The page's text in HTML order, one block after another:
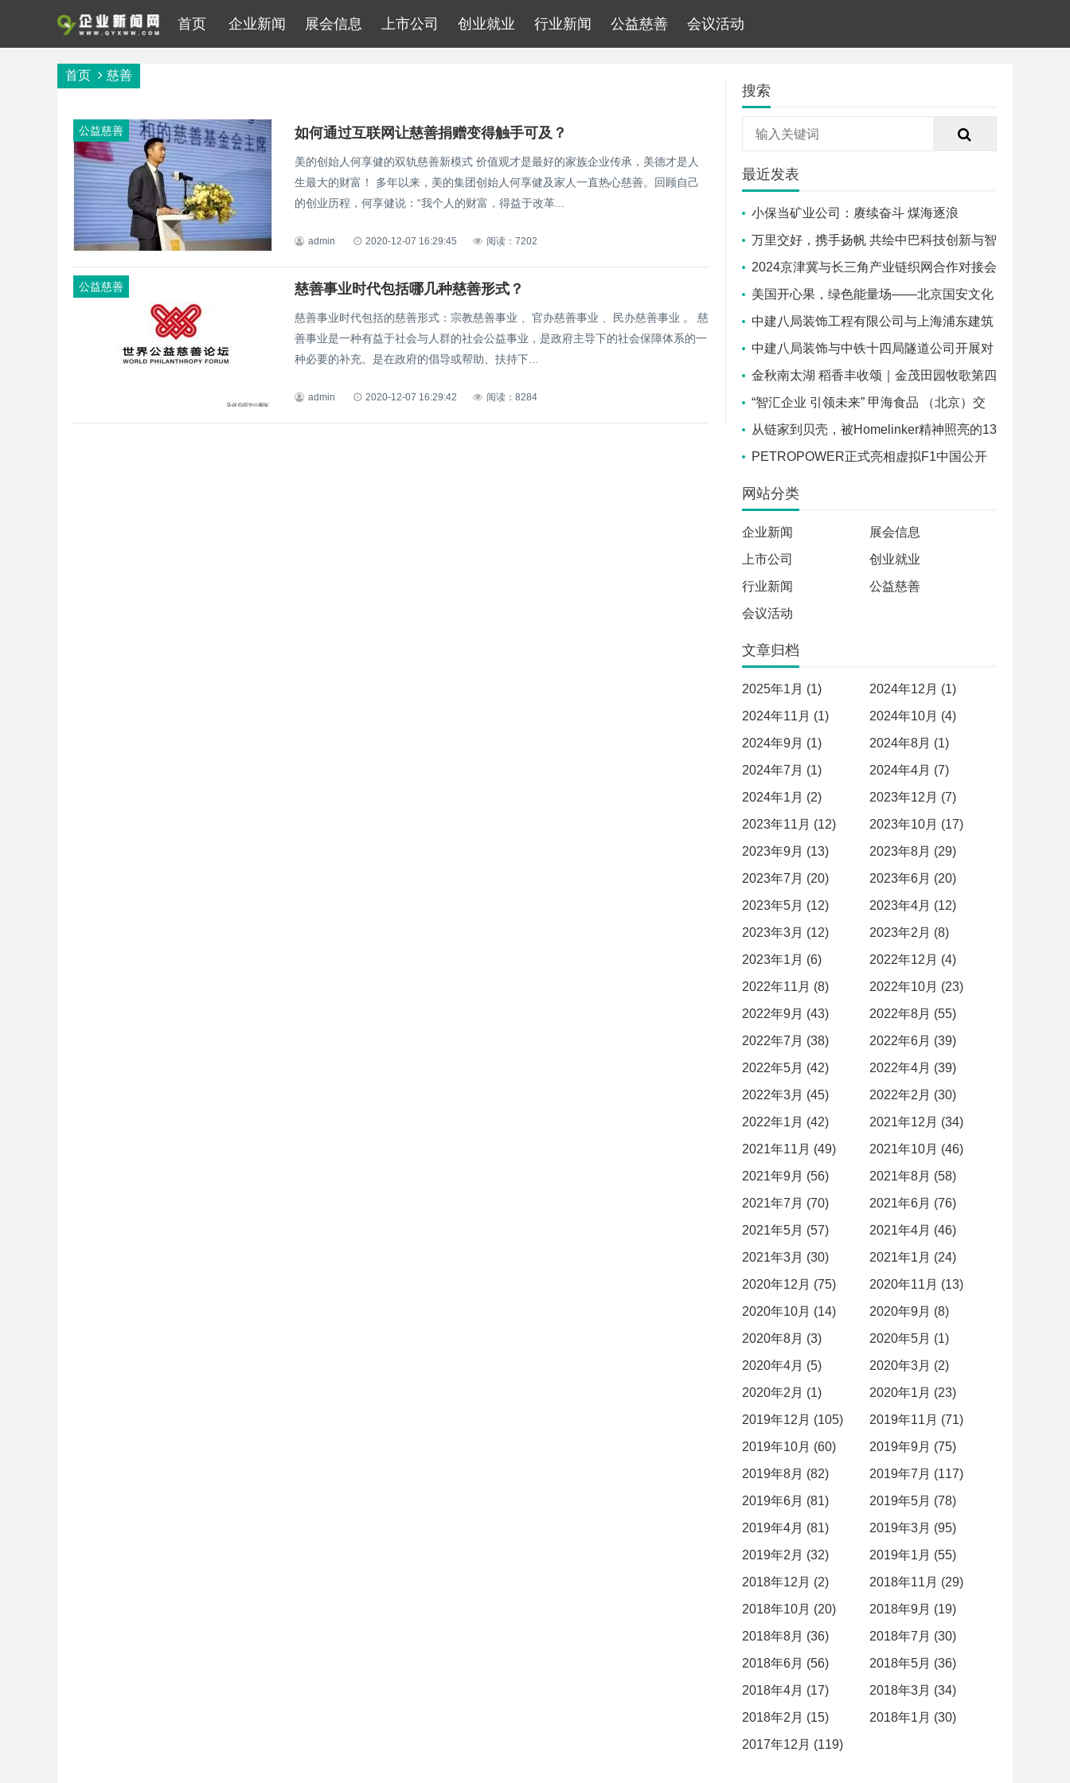
首页 企业新闻 展会信息 上市公司 创业就业 行业新闻 公益慈善 会议活动
首页 慈善
公益慈善 如何通过互联网让慈善捐赠变得触手可及？
美的创始人何享健的双轨慈善新模式 价值观才是最好的家族企业传承，美德才是人
生最大的财富！ 多年以来，美的集团创始人何享健及家人一直热心慈善。回顾自己
的创业历程，何享健说：“我个人的财富，得益于改革...
admin 2020-12-07 16:29:45 阅读：7202
公益慈善 慈善事业时代包括哪几种慈善形式？
慈善事业时代包括的慈善形式：宗教慈善事业 、官办慈善事业 、民办慈善事业 。 慈
善事业是一种有益于社会与人群的社会公益事业，是政府主导下的社会保障体系的一
种必要的补充。是在政府的倡导或帮助、扶持下...
admin 2020-12-07 16:29:42 阅读：8284
搜索
最近发表
小保当矿业公司：赓续奋斗 煤海逐浪
启“新”程
万里交好，携手扬帆 共绘中巴科技创新与智
慧城市新篇章
2024京津冀与长三角产业链织网合作对接会
在沪成功召开
美国开心果，绿色能量场——北京国安文化
体验之旅
中建八局装饰工程有限公司与上海浦东建筑
设计研究院有限公司签署战略合作协议
中建八局装饰与中铁十四局隧道公司开展对
标交流学习活动
金秋南太湖 稻香丰收颂｜金茂田园牧歌第四
届丰收节开幕！
“智汇企业 引领未来” 甲海食品 （北京）交
流座谈会在京召开
从链家到贝壳，被Homelinker精神照亮的13
年PETROPOWER正式亮相虚拟F1中国公开
赛，官方赞助商胜牌全球联合途虎养车独家发
售
网站分类
企业新闻
展会信息
上市公司
创业就业
行业新闻
公益慈善
会议活动
文章归档
2025年1月 (1)
2024年12月 (1)
2024年11月 (1)
2024年10月 (4)
2024年9月 (1)
2024年8月 (1)
2024年7月 (1)
2024年4月 (7)
2024年1月 (2)
2023年12月 (7)
2023年11月 (12)
2023年10月 (17)
2023年9月 (13)
2023年8月 (29)
2023年7月 (20)
2023年6月 (20)
2023年5月 (12)
2023年4月 (12)
2023年3月 (12)
2023年2月 (8)
2023年1月 (6)
2022年12月 (4)
2022年11月 (8)
2022年10月 (23)
2022年9月 (43)
2022年8月 (55)
2022年7月 (38)
2022年6月 (39)
2022年5月 (42)
2022年4月 (39)
2022年3月 (45)
2022年2月 (30)
2022年1月 (42)
2021年12月 (34)
2021年11月 (49)
2021年10月 (46)
2021年9月 (56)
2021年8月 (58)
2021年7月 (70)
2021年6月 (76)
2021年5月 (57)
2021年4月 (46)
2021年3月 (30)
2021年1月 (24)
2020年12月 (75)
2020年11月 (13)
2020年10月 (14)
2020年9月 (8)
2020年8月 (3)
2020年5月 (1)
2020年4月 (5)
2020年3月 (2)
2020年2月 (1)
2020年1月 (23)
2019年12月 (105)
2019年11月 (71)
2019年10月 (60)
2019年9月 (75)
2019年8月 (82)
2019年7月 (117)
2019年6月 (81)
2019年5月 (78)
2019年4月 (81)
2019年3月 (95)
2019年2月 (32)
2019年1月 (55)
2018年12月 (2)
2018年11月 (29)
2018年10月 (20)
2018年9月 (19)
2018年8月 (36)
2018年7月 (30)
2018年6月 (56)
2018年5月 (36)
2018年4月 (17)
2018年3月 (34)
2018年2月 (15)
2018年1月 (30)
2017年12月 (119)